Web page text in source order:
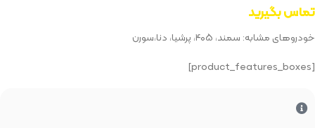
تماس بگیرید
خودروهای مشابه: سمند، ۴۰۵، پرشیا، دنا،سورن
[product_features_boxes]